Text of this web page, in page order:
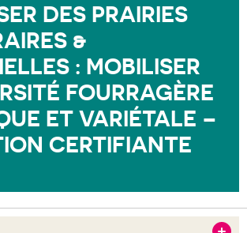
DES PRAIRIES
&
: MOBILISER
FOURRAGÈRE
ET VARIÉTALE –
CERTIFIANTE